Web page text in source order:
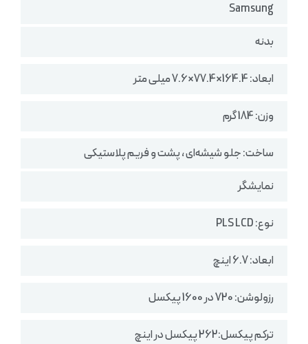
Samsung
بدنه
ابعاد: 164.4×77.4×7.6 میلی متر
وزن: 184 گرم
ساخت: جلو شیشه‌ای ، پشت و فریم پلاستیکی
نمایشگر
نوع: PLS LCD
ابعاد: 6.7 اینچ
رزولوشن: 720 در 1600 پیکسل
ترکم پیکسل:262 پیکسل در اینچ